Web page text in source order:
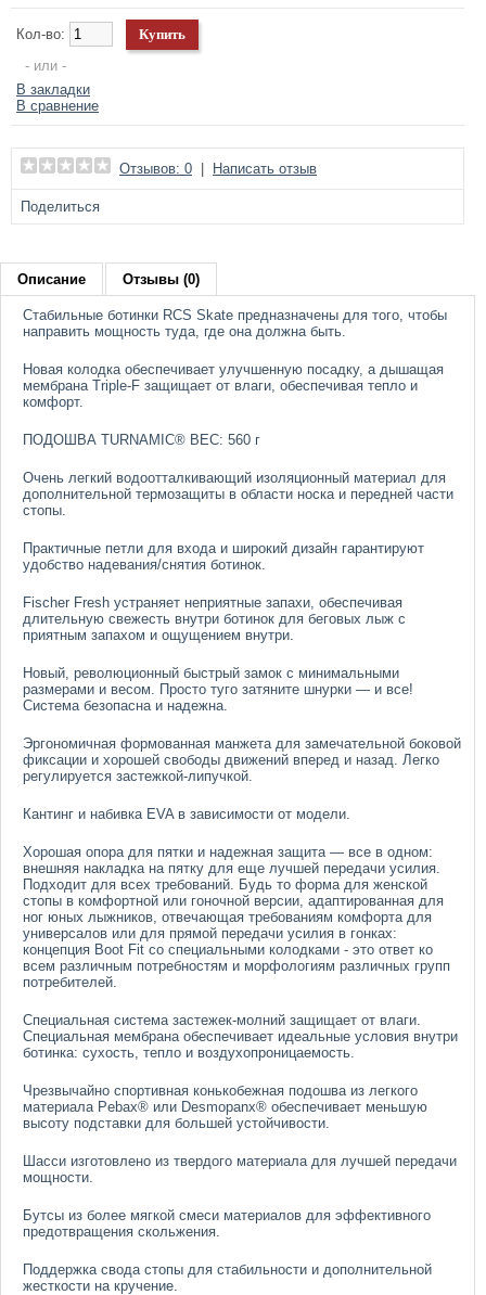
Кол-во:
- или -
В закладки
В сравнение
Отзывов: 0 Написать отзыв
Поделиться
Описание Отзывы (0)
Стабильные ботинки RCS Skate предназначены для того, чтобы
направить мощность туда, где она должна быть.
Новая колодка обеспечивает улучшенную посадку, а дышащая
мембрана Triple-F защищает от влаги, обеспечивая тепло и
комфорт.
ПОДОШВА TURNAMIC® ВЕС: 560 г
Очень легкий водоотталкивающий изоляционный материал для
дополнительной термозащиты в области носка и передней части
стопы.
Практичные петли для входа и широкий дизайн гарантируют
удобство надевания/снятия ботинок.
Fischer Fresh устраняет неприятные запахи, обеспечивая
длительную свежесть внутри ботинок для беговых лыж с
приятным запахом и ощущением внутри.
Новый, революционный быстрый замок с минимальными
размерами и весом. Просто туго затяните шнурки — и все!
Система безопасна и надежна.
Эргономичная формованная манжета для замечательной боковой
фиксации и хорошей свободы движений вперед и назад. Легко
регулируется застежкой-липучкой.
Кантинг и набивка EVA в зависимости от модели.
Хорошая опора для пятки и надежная защита — все в одном:
внешняя накладка на пятку для еще лучшей передачи усилия.
Подходит для всех требований. Будь то форма для женской
стопы в комфортной или гоночной версии, адаптированная для
ног юных лыжников, отвечающая требованиям комфорта для
универсалов или для прямой передачи усилия в гонках:
концепция Boot Fit со специальными колодками - это ответ ко
всем различным потребностям и морфологиям различных групп
потребителей.
Специальная система застежек-молний защищает от влаги.
Специальная мембрана обеспечивает идеальные условия внутри
ботинка: сухость, тепло и воздухопроницаемость.
Чрезвычайно спортивная конькобежная подошва из легкого
материала Pebax® или Desmopanx® обеспечивает меньшую
высоту подставки для большей устойчивости.
Шасси изготовлено из твердого материала для лучшей передачи
мощности.
Бутсы из более мягкой смеси материалов для эффективного
предотвращения скольжения.
Поддержка свода стопы для стабильности и дополнительной
жесткости на кручение.